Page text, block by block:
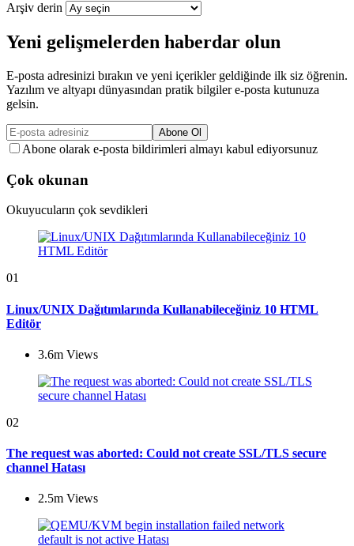
Arşiv derin
Yeni gelişmelerden haberdar olun
E-posta adresinizi bırakın ve yeni içerikler geldiğinde ilk siz öğrenin.
Yazılım ve altyapı dünyasından pratik bilgiler e-posta kutunuza
gelsin.
Abone Ol
Abone olarak e-posta bildirimleri almayı kabul ediyorsunuz
Çok okunan
Okuyucuların çok sevdikleri
01
Linux/UNIX Dağıtımlarında Kullanabileceğiniz 10 HTML
Editör
3.6m Views
02
The request was aborted: Could not create SSL/TLS secure
channel Hatası
2.5m Views